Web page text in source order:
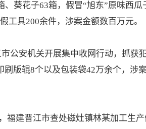
葵花子63箱，假冒“旭东”原味西
工具200余件，涉案金额数百万元。
安机关开展集中收网行动，抓获
版辊8个以及包装袋42万余个，涉
建晋江市查处磁灶镇林某加工生产